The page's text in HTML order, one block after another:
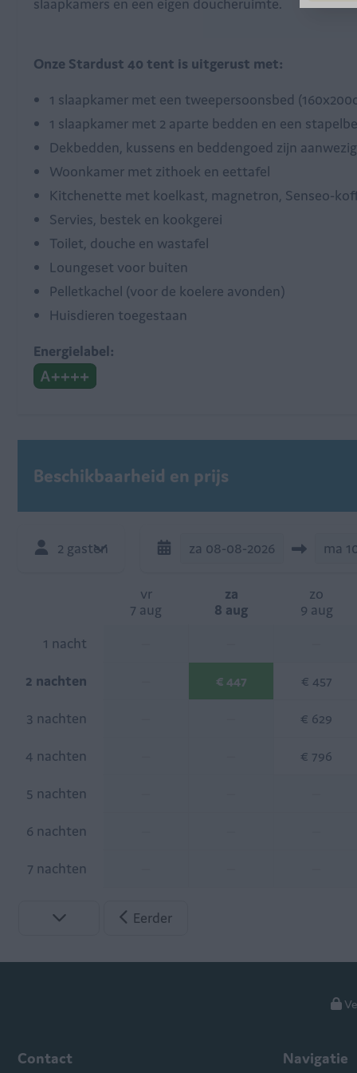
Onze Stardust 40 tent is uitgerust met:
1 slaapkamer met een tweepersoonsbed
1 slaapkamer met 2 aparte bedden en een
Dekbedden, kussens en beddengoed zijn
Woonkamer met zithoek en eettafel
Kitchenette met koelkast, magnetron, Senseo-
Servies, bestek en kookgerei
Toilet, douche en wastafel
Loungeset voor buiten
Pelletkachel (voor de koelere avonden)
Huisdieren toegestaan
Energielabel:
Beschikbaarheid en prijs
2 gasten za 08-08-2026 ma
vr
7 aug
za
8 aug
zo
9 aug
1 nacht
2 nachten € 447 € 457
3 nachten € 629
4 nachten € 796
5 nachten
6 nachten
7 nachten
Eerder
Contact Navigatie